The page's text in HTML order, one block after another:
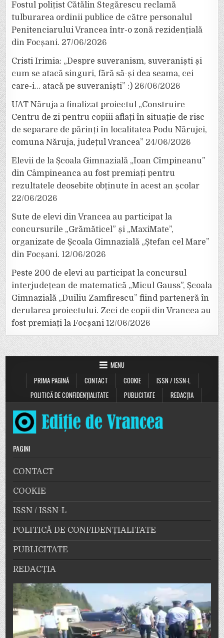
Fostul polițist Cătălin Stegărescu reclamă
tulburarea ordinii publice de către personalul
Penitenciarului Vrancea într-o zonă rezidențială
din Focșani. 27/06/2026
Cristi Irimia: „Despre suveranism, suveraniști și
cum se atacă singuri, fără să-și dea seama, cei
care-i… atacă pe suveraniști” :) 26/06/2026
UAT Năruja a finalizat proiectul „Construire
Centru de zi pentru copiii aflați în situație de risc
de separare de părinți în localitatea Podu Nărujei,
comuna Năruja, județul Vrancea” 24/06/2026
Elevii de la Școala Gimnazială „Ioan Cîmpineanu”
din Câmpineanca au fost premiați pentru
rezultatele deosebite obținute în acest an școlar
22/06/2026
Sute de elevi din Vrancea au participat la
concursurile „Grămăticel” și „MaxiMate”,
organizate de Școala Gimnazială „Ștefan cel Mare”
din Focșani. 12/06/2026
Peste 200 de elevi au participat la concursul
interjudețean de matematică „Micul Gauss”, Școala
Gimnazială „Duiliu Zamfirescu” fiind parteneră în
derularea proiectului. Zeci de copii din Vrancea au
fost premiați la Focșani 12/06/2026
MENU
PRIMA PAGINĂ
CONTACT COOKIE
ISSN / ISSN-L
POLITICĂ DE CONFIDENȚIALITATE
PUBLICITATE REDACȚIA
PAGINI
CONTACT
COOKIE
ISSN / ISSN-L
POLITICĂ DE CONFIDENȚIALITATE
PUBLICITATE
REDACȚIA